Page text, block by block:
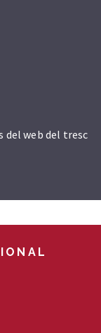
del web del tresc